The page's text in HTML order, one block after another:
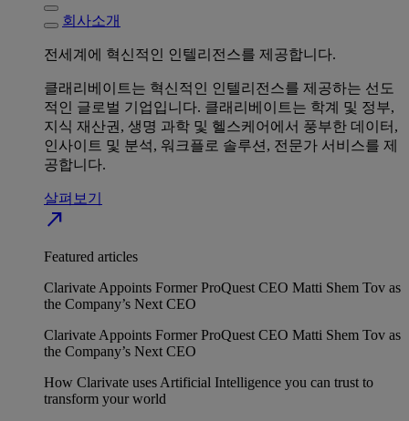
회사소개
전세계에 혁신적인 인텔리전스를 제공합니다.
클래리베이트는 혁신적인 인텔리전스를 제공하는 선도
적인 글로벌 기업입니다. 클래리베이트는 학계 및 정부,
지식 재산권, 생명 과학 및 헬스케어에서 풍부한 데이터,
인사이트 및 분석, 워크플로 솔루션, 전문가 서비스를 제
공합니다.
살펴보기
north_east
Featured articles
Clarivate Appoints Former ProQuest CEO Matti Shem Tov as
the Company’s Next CEO
Clarivate Appoints Former ProQuest CEO Matti Shem Tov as
the Company’s Next CEO
How Clarivate uses Artificial Intelligence you can trust to
transform your world